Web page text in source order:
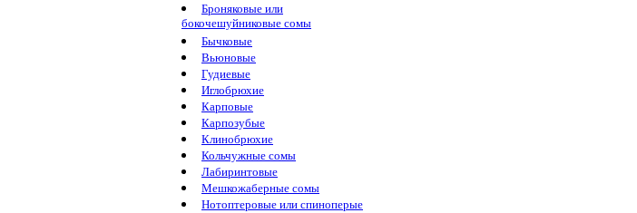
Броняковые или
бокочешуйниковые сомы
Бычковые
Вьюновые
Гудиевые
Иглобрюхие
Карповые
Карпозубые
Клинобрюхие
Кольчужные сомы
Лабиринтовые
Мешкожаберные сомы
Нотоптеровые или спиноперые